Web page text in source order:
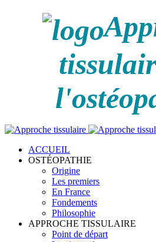
ACCUEIL
OSTÉOPATHIE
Origine
Les premiers
En France
Fondements
Philosophie
APPROCHE TISSULAIRE
Point de départ